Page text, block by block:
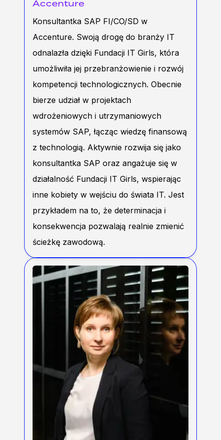
Accenture
Konsultantka SAP FI/CO/SD w
Accenture. Swoją drogę do branży IT
odnalazła dzięki Fundacji IT Girls, która
umożliwiła jej przebranżowienie i rozwój
kompetencji technologicznych. Obecnie
bierze udział w projektach
wdrożeniowych i utrzymaniowych
systemów SAP, łącząc wiedzę finansową
z technologią. Aktywnie rozwija się jako
konsultantka SAP oraz angażuje się w
działalność Fundacji IT Girls, wspierając
inne kobiety w wejściu do świata IT. Jest
przykładem na to, że determinacja i
konsekwencja pozwalają realnie zmienić
ścieżkę zawodową.